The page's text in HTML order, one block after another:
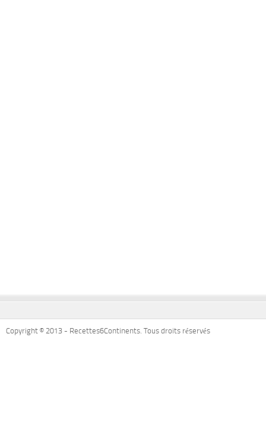
Copyright © 2013 - Recettes6Continents. Tous droits réservés